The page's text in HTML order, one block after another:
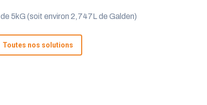
5kG (soit environ 2,747L de Galden)
Toutes nos solutions